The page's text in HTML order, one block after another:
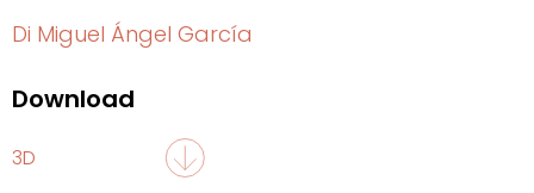
Di Miguel Ángel García
Download
3D